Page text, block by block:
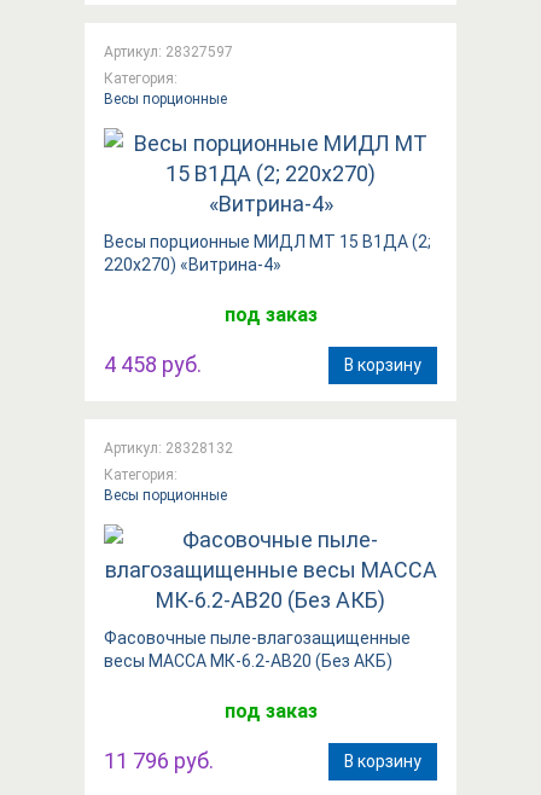
Артикул: 28327597
Категория:
Весы порционные
Весы порционные МИДЛ МТ 15 В1ДА (2;
220x270) «Витрина-4»
под заказ
4 458 руб. В корзину
Артикул: 28328132
Категория:
Весы порционные
Фасовочные пыле-влагозащищенные
весы МАССА МК-6.2-АВ20 (Без АКБ)
под заказ
11 796 руб. В корзину